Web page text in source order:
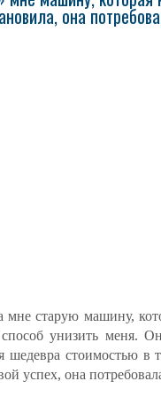
она
мне старую машину,
унизить меня.
шедевра стоимостью в
успех, она